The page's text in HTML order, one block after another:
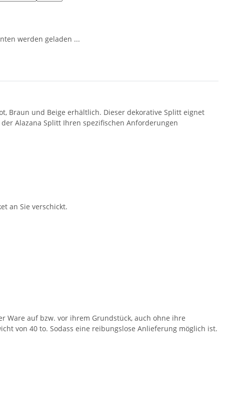
werden geladen ...
Braun und Beige erhältlich. Dieser dekorative Splitt eignet
Alazana Splitt Ihren spezifischen Anforderungen
an Sie verschickt.
Ware auf bzw. vor ihrem Grundstück, auch ohne ihre
von 40 to. Sodass eine reibungslose Anlieferung möglich ist.